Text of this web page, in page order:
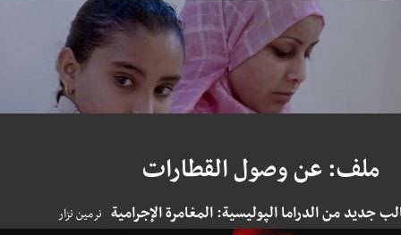
ملف: عن وصول القطارات
جديد من الدراما الپوليسية: المغامرة الإجرامية نرمين نزار